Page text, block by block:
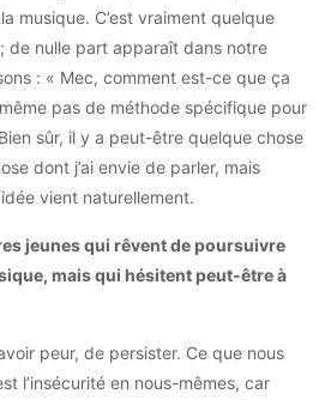
musique. C’est vraiment quelque
de nulle part apparaît dans notre
: « Mec, comment est-ce que ça
même pas de méthode spécifique pour
sûr, il y a peut-être quelque chose
dont j’ai envie de parler, mais
vient naturellement.
jeunes qui rêvent de poursuivre
mais qui hésitent peut-être à
peur, de persister. Ce que nous
l’insécurité en nous-mêmes, car